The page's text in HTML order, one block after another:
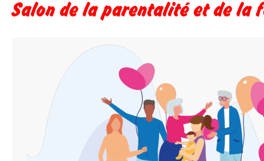
Salon de la parentalité et de la